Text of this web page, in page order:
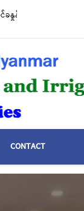
န်းထားများကို အောက်ပါ
CONTACT